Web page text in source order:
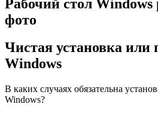
Рабочий стол
фото
Чистая установка или
Windows
В каких случаях обязательна
Windows?